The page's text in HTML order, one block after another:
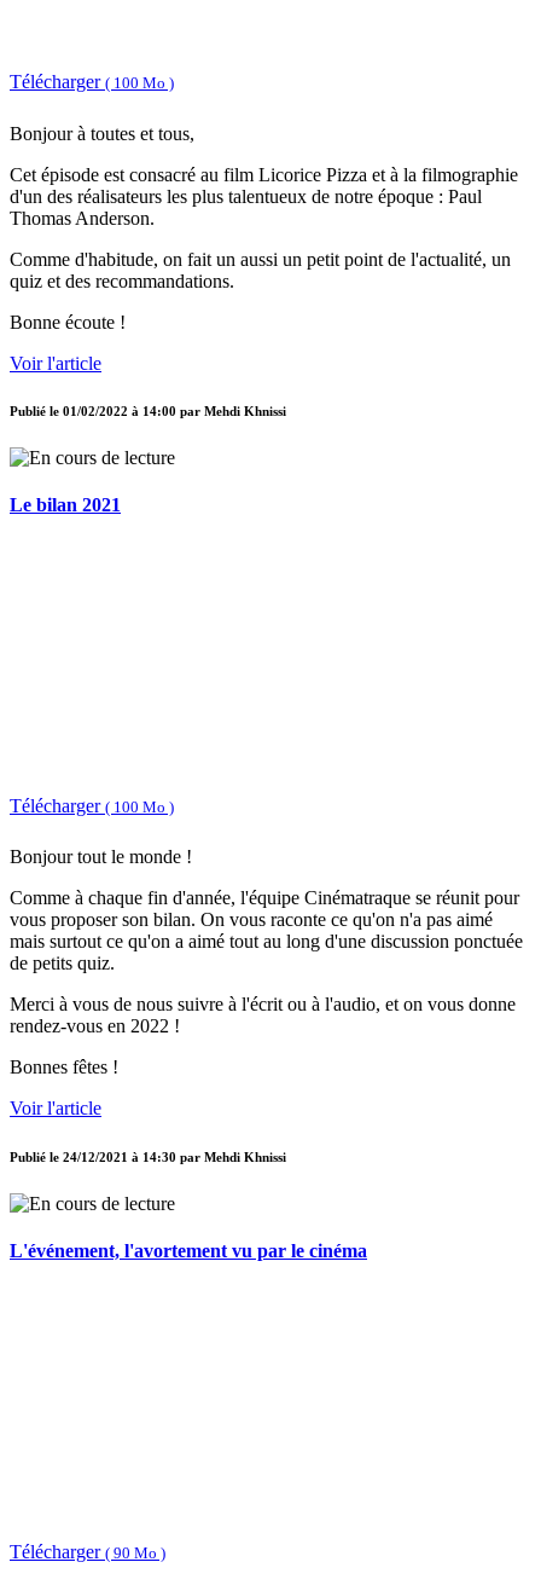
Télécharger ( 100 Mo )
Bonjour à toutes et tous,
Cet épisode est consacré au film Licorice Pizza et à la filmographie
d'un des réalisateurs les plus talentueux de notre époque : Paul
Thomas Anderson.
Comme d'habitude, on fait un aussi un petit point de l'actualité, un
quiz et des recommandations.
Bonne écoute !
Voir l'article
Publié le 01/02/2022 à 14:00 par Mehdi Khnissi
Le bilan 2021
Télécharger ( 100 Mo )
Bonjour tout le monde !
Comme à chaque fin d'année, l'équipe Cinématraque se réunit pour
vous proposer son bilan. On vous raconte ce qu'on n'a pas aimé
mais surtout ce qu'on a aimé tout au long d'une discussion ponctuée
de petits quiz.
Merci à vous de nous suivre à l'écrit ou à l'audio, et on vous donne
rendez-vous en 2022 !
Bonnes fêtes !
Voir l'article
Publié le 24/12/2021 à 14:30 par Mehdi Khnissi
L'événement, l'avortement vu par le cinéma
Télécharger ( 90 Mo )